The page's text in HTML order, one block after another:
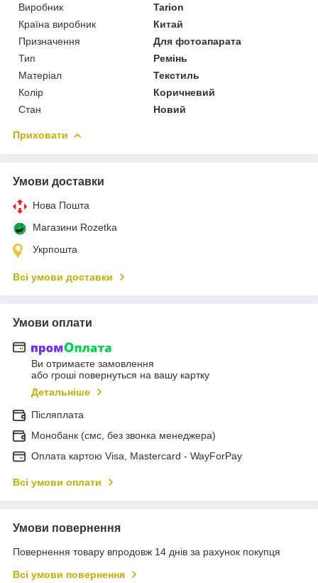
Виробник
Tarion
Країна виробник
Китай
Призначення
Для фотоапарата
Тип
Ремінь
Матеріал
Текстиль
Колір
Коричневий
Стан
Новий
Приховати
Умови доставки
Нова Пошта
Магазини Rozetka
Укрпошта
Всі умови доставки
Умови оплати
Ви отримаєте замовлення
або гроші повернуться на вашу картку
Детальніше
Післяплата
Монобанк (смс, без звонка менеджера)
Оплата картою Visa, Mastercard - WayForPay
Всі умови оплати
Умови повернення
Повернення товару впродовж 14 днів за рахунок покупця
Всі умови повернення